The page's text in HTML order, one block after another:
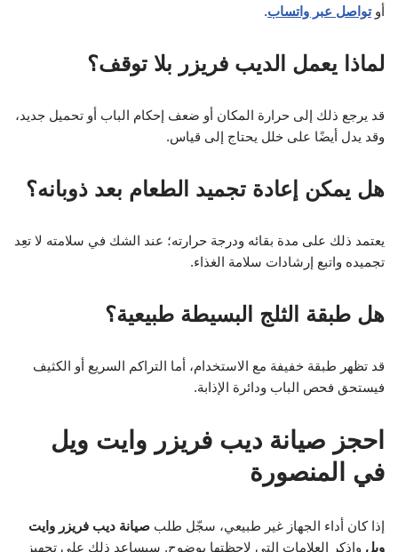
أوتواصل عبر واتساب.
لماذا يعمل الديب فريزر بلا توقف؟
قد يرجع ذلك إلى حرارة المكان أو ضعف إحكام الباب أو تحميل جديد،
وقد يدل أيضًا على خلل يحتاج إلى قياس.
هل يمكن إعادة تجميد الطعام بعد ذوبانه؟
يعتمد ذلك على مدة بقائه ودرجة حرارته؛ عند الشك في سلامته لا تعِد
تجميده واتبع إرشادات سلامة الغذاء.
هل طبقة الثلج البسيطة طبيعية؟
قد تظهر طبقة خفيفة مع الاستخدام، أما التراكم السريع أو الكثيف
فيستحق فحص الباب ودائرة الإذابة.
احجز صيانة ديب فريزر وايت ويل
في المنصورة
إذا كان أداء الجهاز غير طبيعي، سجّل طلب صيانة ديب فريزر وايت
ويل واذكر العلامات التي لاحظتها بوضوح. سيساعد ذلك على تجهيز